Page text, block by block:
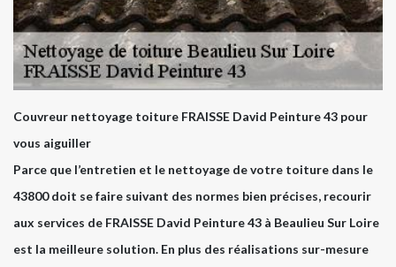
Couvreur nettoyage toiture FRAISSE David Peinture 43 pour
vous aiguiller
Parce que l’entretien et le nettoyage de votre toiture dans le
43800 doit se faire suivant des normes bien précises, recourir
aux services de FRAISSE David Peinture 43 à Beaulieu Sur Loire
est la meilleure solution. En plus des réalisations sur-mesure